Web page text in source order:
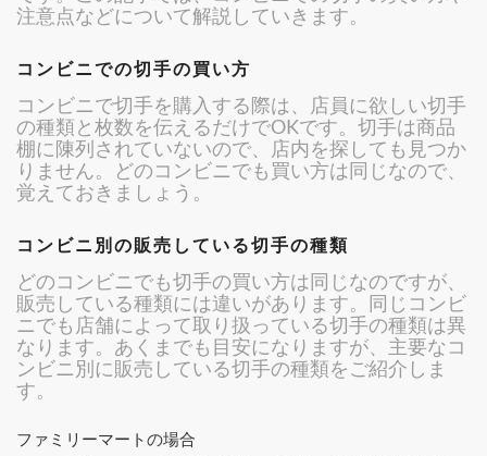
注意点などについて解説していきます。
コンビニでの切手の買い方
コンビニで切手を購入する際は、店員に欲しい切手
の種類と枚数を伝えるだけでOKです。切手は商品
棚に陳列されていないので、店内を探しても見つか
りません。どのコンビニでも買い方は同じなので、
覚えておきましょう。
コンビニ別の販売している切手の種類
どのコンビニでも切手の買い方は同じなのですが、
販売している種類には違いがあります。同じコンビ
ニでも店舗によって取り扱っている切手の種類は異
なります。あくまでも目安になりますが、主要なコ
ンビニ別に販売している切手の種類をご紹介しま
す。
ファミリーマートの場合